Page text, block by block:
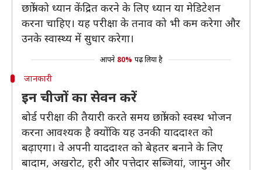
छात्रों को ध्यान केंद्रित करने के लिए ध्यान या मेडिटेशन
करना चाहिए। यह परीक्षा के तनाव को भी कम करेगा और
उनके स्वास्थ्य में सुधार करेगा।
आपने 80% पढ़ लिया है
जानकारी
इन चीजों का सेवन करें
बोर्ड परीक्षा की तैयारी करते समय छात्रों को स्वस्थ भोजन
करना आवश्यक है क्योंकि यह उनकी याददाश्त को
बढ़ाएगा। वे अपनी याददाश्त को बेहतर बनाने के लिए
बादाम, अखरोट, हरी और पत्तेदार सब्जियां, जामुन और